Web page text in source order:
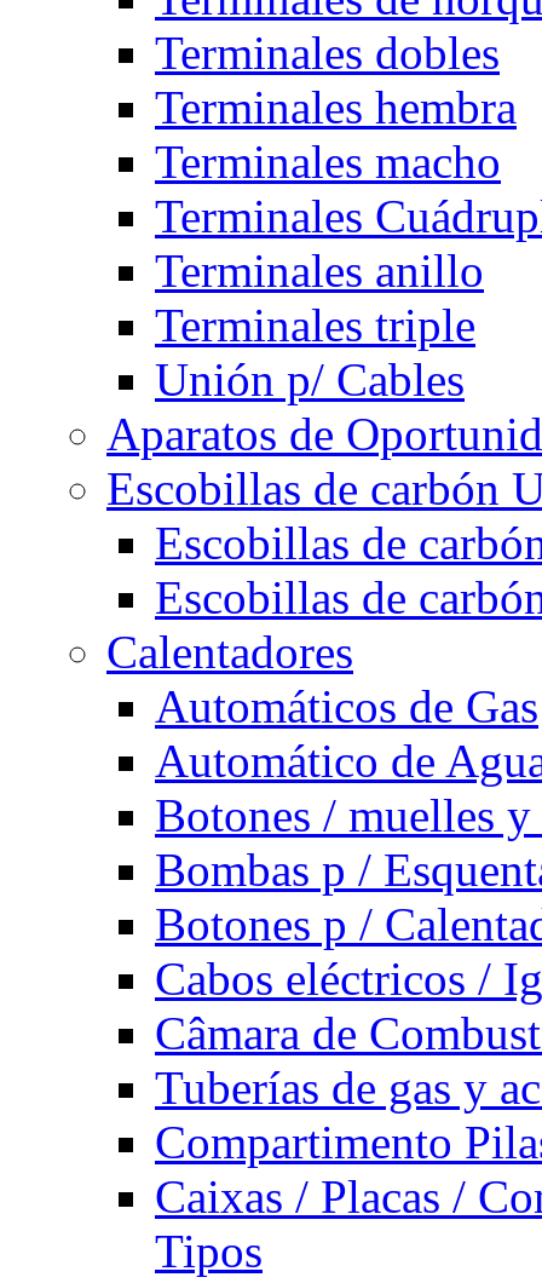
Terminales dobles
Terminales hembra
Terminales macho
Terminales
Terminales anillo
Terminales triple
Unión p/ Cables
Aparatos de
Escobillas de carbón
Escobillas de
Escobillas de
Calentadores
Automáticos de Gas
Automático de
Botones / muelles
Bombas p /
Botones p /
Cabos eléctricos /
Câmara de
Tuberías de gas y
Compartimento
Caixas / Placas /
Tipos